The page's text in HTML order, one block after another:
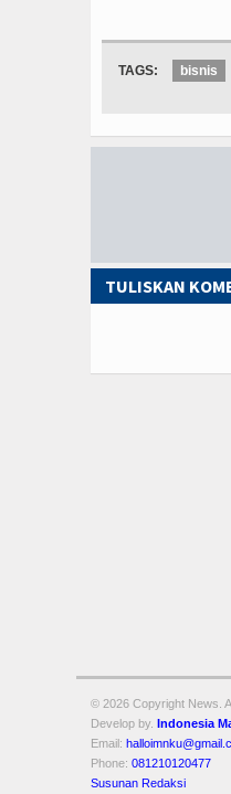
TAGS: bisnis
TULISKAN
© 2026 Copyright News.
Develop by. Indonesia
Email:
Phone: 081210120477
Susunan Redaksi